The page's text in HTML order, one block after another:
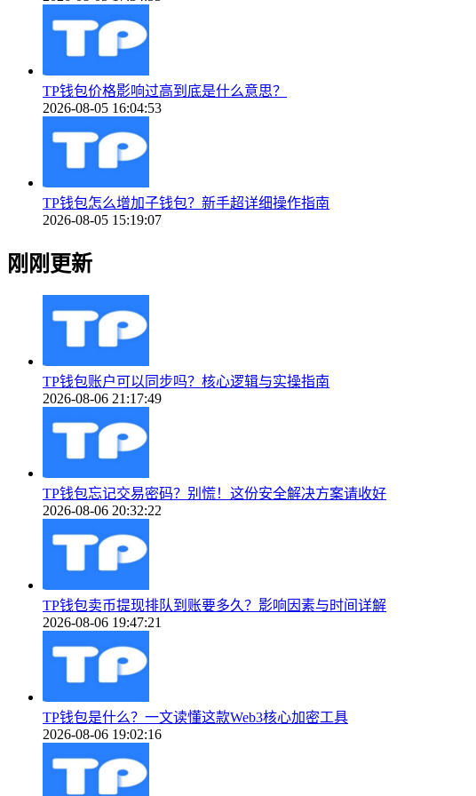
TP钱包价格影响过高到底是什么意思？
2026-08-05 16:04:53
TP钱包怎么增加子钱包？新手超详细操作指南
2026-08-05 15:19:07
刚刚更新
TP钱包账户可以同步吗？核心逻辑与实操指南
2026-08-06 21:17:49
TP钱包忘记交易密码？别慌！这份安全解决方案请收好
2026-08-06 20:32:22
TP钱包卖币提现排队到账要多久？影响因素与时间详解
2026-08-06 19:47:21
TP钱包是什么？一文读懂这款Web3核心加密工具
2026-08-06 19:02:16